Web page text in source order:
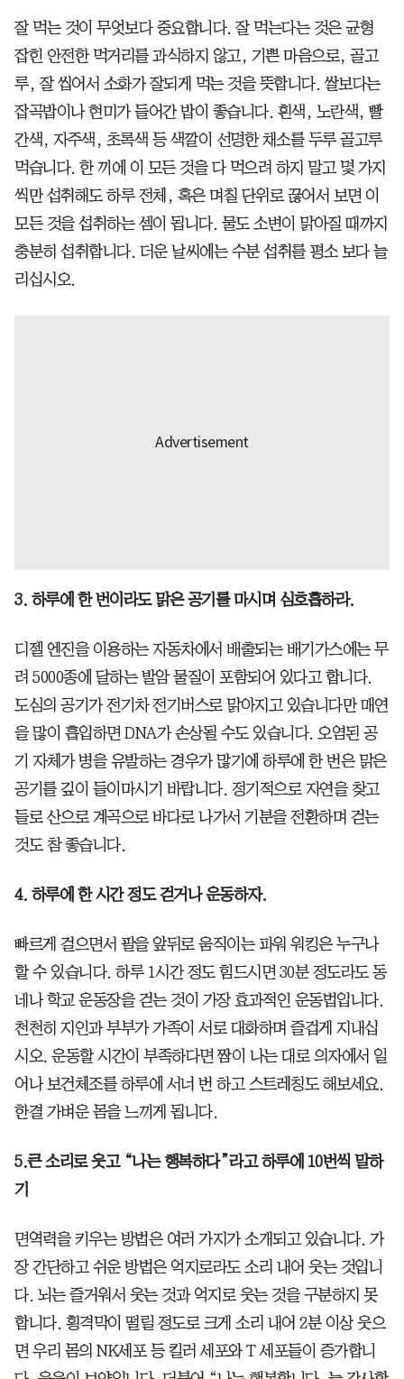
잘 먹는 것이 무엇보다 중요합니다. 잘 먹는다는 것은 균형
잡힌 안전한 먹거리를 과식하지 않고, 기쁜 마음으로, 골고
루, 잘 씹어서 소화가 잘되게 먹는 것을 뜻합니다. 쌀보다는
잡곡밥이나 현미가 들어간 밥이 좋습니다. 흰색, 노란색, 빨
간색, 자주색, 초록색 등 색깔이 선명한 채소를 두루 골고루
먹습니다. 한 끼에 이 모든 것을 다 먹으려 하지 말고 몇 가지
씩만 섭취해도 하루 전체, 혹은 며칠 단위로 끊어서 보면 이
모든 것을 섭취하는 셈이 됩니다. 물도 소변이 맑아질 때까지
충분히 섭취합니다. 더운 날씨에는 수분 섭취를 평소 보다 늘
리십시오.
3. 하루에 한 번이라도 맑은 공기를 마시며 심호흡하라.
디젤 엔진을 이용하는 자동차에서 배출되는 배기가스에는 무
려 5000종에 달하는 발암 물질이 포함되어 있다고 합니다.
도심의 공기가 전기차 전기버스로 맑아지고 있습니다만 매연
을 많이 흡입하면 DNA가 손상될 수도 있습니다. 오염된 공
기 자체가 병을 유발하는 경우가 많기에 하루에 한 번은 맑은
공기를 깊이 들이마시기 바랍니다. 정기적으로 자연을 찾고
들로 산으로 계곡으로 바다로 나가서 기분을 전환하며 걷는
것도 참 좋습니다.
4. 하루에 한 시간 정도 걷거나 운동하자.
빠르게 걸으면서 팔을 앞뒤로 움직이는 파워 워킹은 누구나
할 수 있습니다. 하루 1시간 정도 힘드시면 30분 정도라도 동
네나 학교 운동장을 걷는 것이 가장 효과적인 운동법입니다.
천천히 지인과 부부가 가족이 서로 대화하며 즐겁게 지내십
시오. 운동할 시간이 부족하다면 짬이 나는 대로 의자에서 일
어나 보건체조를 하루에 서너 번 하고 스트레칭도 해보세요.
한결 가벼운 몸을 느끼게 됩니다.
5.큰 소리로 웃고 “나는 행복하다”라고 하루에 10번씩 말하
기
면역력을 키우는 방법은 여러 가지가 소개되고 있습니다. 가
장 간단하고 쉬운 방법은 억지로라도 소리 내어 웃는 것입니
다. 뇌는 즐거워서 웃는 것과 억지로 웃는 것을 구분하지 못
합니다. 횡격막이 떨릴 정도로 크게 소리 내어 2분 이상 웃으
면 우리 몸의 NK세포 등 킬러 세포와 T 세포들이 증가합니